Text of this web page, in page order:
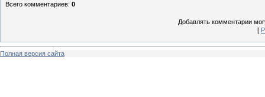
Всего комментариев: 0
Добавлять комментарии
[
Полная версия сайта